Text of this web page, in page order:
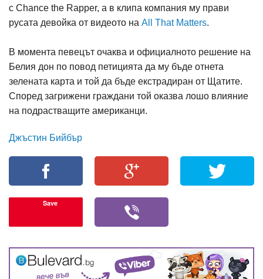
с Chance the Rapper, а в клипа компания му прави
русата девойка от видеото на All That Matters.
В момента певецът очаква и официалното решение на
Белия дон по повод петицията да му бъде отнета
зелената карта и той да бъде екстрадиран от Щатите.
Според загрижени граждани той оказва лошо влияние
на подрастващите американци.
Джъстин Бийбър
Save